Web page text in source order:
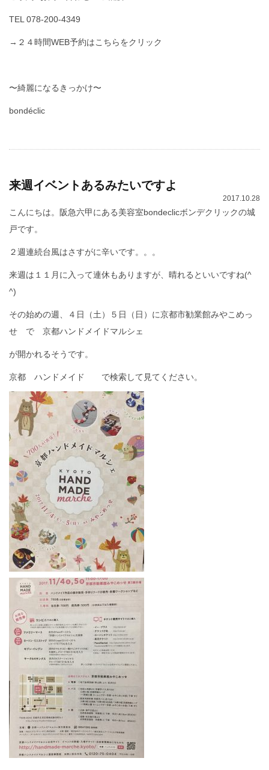
TEL 078-200-4349
→２４時間WEB予約はこちらをクリック
〜綺麗になるきっかけ〜
bondéclic
来週イベントあるみたいですよ
2017.10.28
こんにちは。阪急六甲にある美容室bondeclicボンデクリックの城
戸です。
２週連続台風はさすがに辛いです。。。
来週は１１月に入って連休もありますが、晴れるといいですね(^
^)
その始めの週、４日（土）５日（日）に京都市勧業館みやこめっ
せ で 京都ハンドメイドマルシェ
が開かれるそうです。
京都 ハンドメイド で検索して見てください。